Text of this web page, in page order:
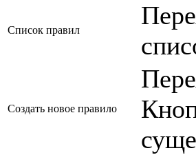
Список правил
Создать новое правило